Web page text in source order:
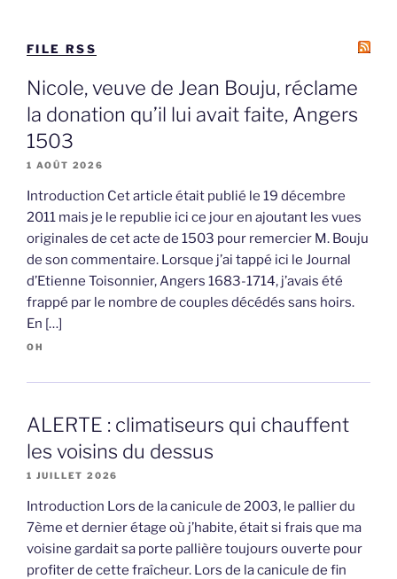
FILE RSS
Nicole, veuve de Jean Bouju, réclame
la donation qu’il lui avait faite, Angers
1503
1 AOÛT 2026
Introduction Cet article était publié le 19 décembre
2011 mais je le republie ici ce jour en ajoutant les vues
originales de cet acte de 1503 pour remercier M. Bouju
de son commentaire. Lorsque j’ai tappé ici le Journal
d’Etienne Toisonnier, Angers 1683-1714, j’avais été
frappé par le nombre de couples décédés sans hoirs.
En […]
OH
ALERTE : climatiseurs qui chauffent
les voisins du dessus
1 JUILLET 2026
Introduction Lors de la canicule de 2003, le pallier du
7ème et dernier étage où j’habite, était si frais que ma
voisine gardait sa porte pallière toujours ouverte pour
profiter de cette fraîcheur. Lors de la canicule de fin